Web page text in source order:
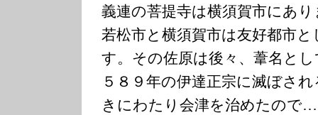
義連の菩提寺は横須賀市にあ
若松市と横須賀市は友好都市
す。その佐原は後々、葦名と
５８９年の伊達正宗に滅ぼさ
きにわたり会津を治めたので…